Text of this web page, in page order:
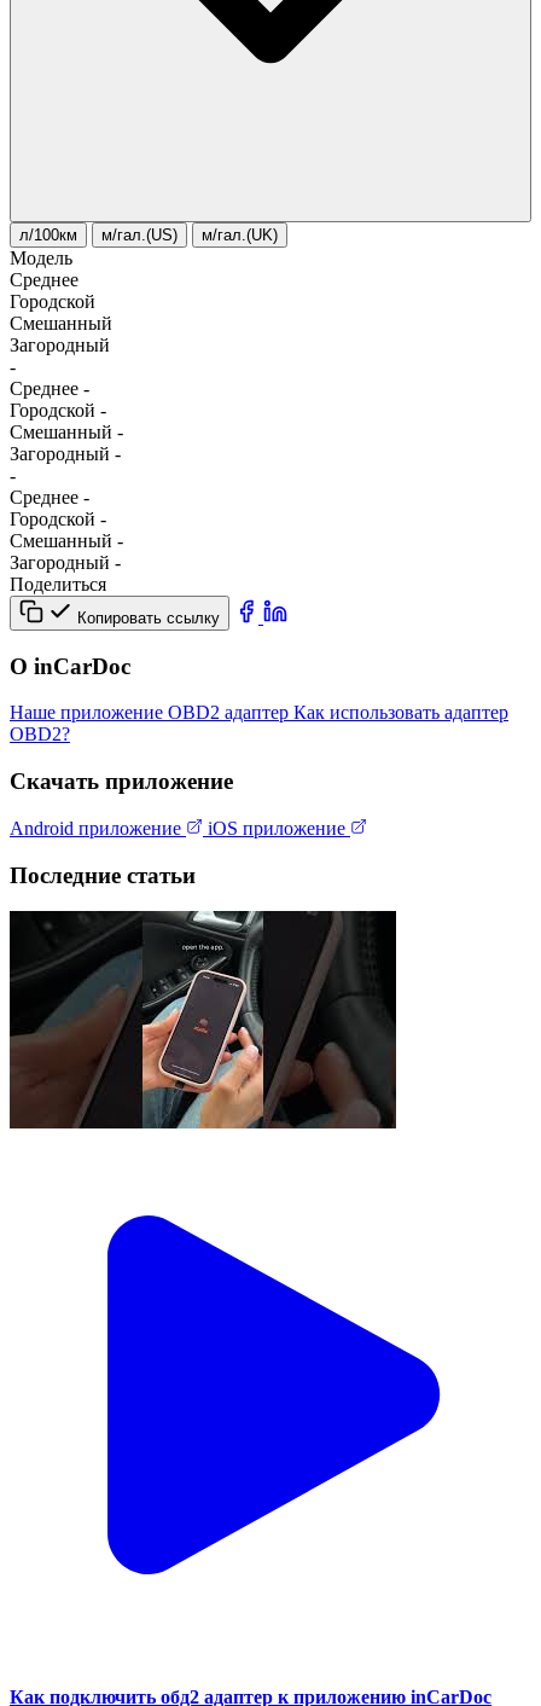
л/100км м/гал.(US) м/гал.(UK)
Модель
Среднее
Городской
Смешанный
Загородный
-
Среднее -
Городской -
Смешанный -
Загородный -
-
Среднее -
Городской -
Смешанный -
Загородный -
Поделиться
Копировать ссылку
О inCarDoc
Наше приложение OBD2 адаптер Как использовать адаптер
OBD2?
Скачать приложение
Android приложение iOS приложение
Последние статьи
Как подключить обд2 адаптер к приложению inCarDoc